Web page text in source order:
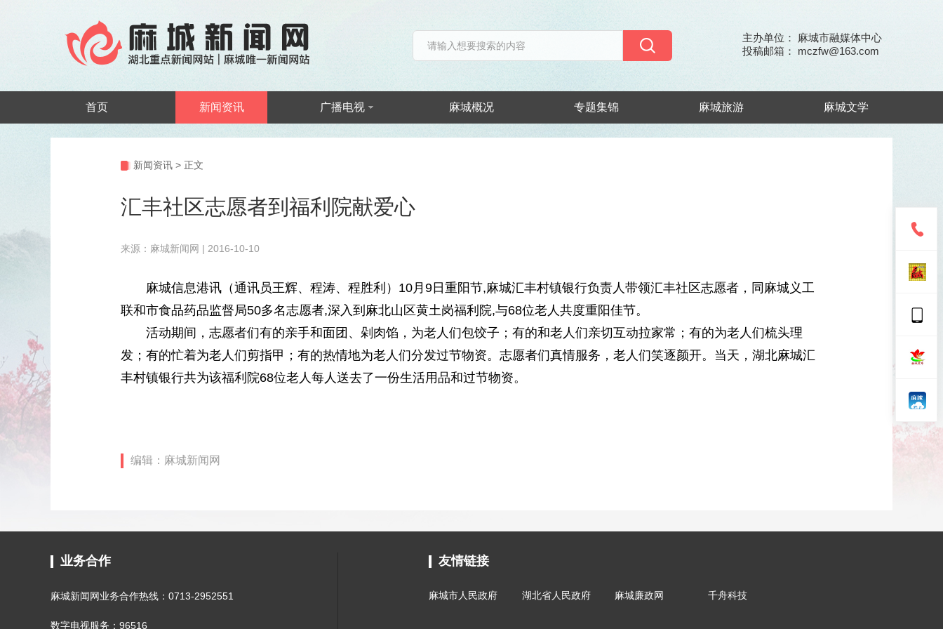
主办单位： 麻城市融媒体中心
投稿邮箱： mczfw@163.com
首页 新闻资讯 广播电视 麻城概况 专题集锦 麻城旅游 麻城文学
新闻资讯 > 正文
汇丰社区志愿者到福利院献爱心
来源：麻城新闻网 | 2016-10-10
麻城信息港讯（通讯员王辉、程涛、程胜利）10月9日重阳节,麻城汇丰村镇银行负责人带领汇丰社区志愿者，同麻城义工
联和市食品药品监督局50多名志愿者,深入到麻北山区黄土岗福利院,与68位老人共度重阳佳节。
活动期间，志愿者们有的亲手和面团、剁肉馅，为老人们包饺子；有的和老人们亲切互动拉家常；有的为老人们梳头理
发；有的忙着为老人们剪指甲；有的热情地为老人们分发过节物资。志愿者们真情服务，老人们笑逐颜开。当天，湖北麻城汇
丰村镇银行共为该福利院68位老人每人送去了一份生活用品和过节物资。
编辑：麻城新闻网
业务合作
麻城新闻网业务合作热线：0713-2952551
数字电视服务：96516
友情链接
麻城市人民政府 湖北省人民政府 麻城廉政网 千舟科技